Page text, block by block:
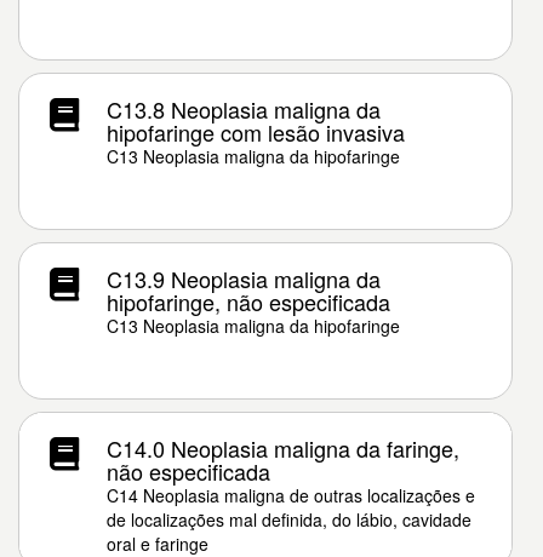
C13.8 Neoplasia maligna da
hipofaringe com lesão invasiva
C13 Neoplasia maligna da hipofaringe
C13.9 Neoplasia maligna da
hipofaringe, não especificada
C13 Neoplasia maligna da hipofaringe
C14.0 Neoplasia maligna da faringe,
não especificada
C14 Neoplasia maligna de outras localizações e
de localizações mal definida, do lábio, cavidade
oral e faringe